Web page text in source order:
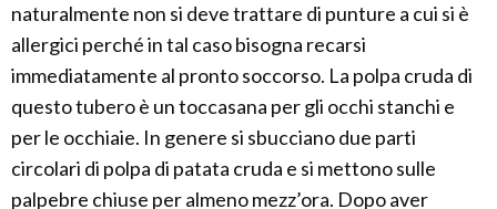
naturalmente non si deve trattare di punture a cui si è
allergici perché in tal caso bisogna recarsi
immediatamente al pronto soccorso. La polpa cruda di
questo tubero è un toccasana per gli occhi stanchi e
per le occhiaie. In genere si sbucciano due parti
circolari di polpa di patata cruda e si mettono sulle
palpebre chiuse per almeno mezz’ora. Dopo aver